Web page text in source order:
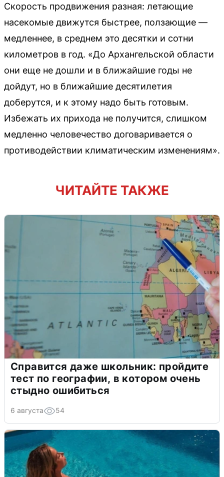
Скорость продвижения разная: летающие
насекомые движутся быстрее, ползающие —
медленнее, в среднем это десятки и сотни
километров в год. «До Архангельской области
они еще не дошли и в ближайшие годы не
дойдут, но в ближайшие десятилетия
доберутся, и к этому надо быть готовым.
Избежать их прихода не получится, слишком
медленно человечество договаривается о
противодействии климатическим изменениям».
ЧИТАЙТЕ ТАКЖЕ
Справится даже школьник: пройдите
тест по географии, в котором очень
стыдно ошибиться
6 августа 54